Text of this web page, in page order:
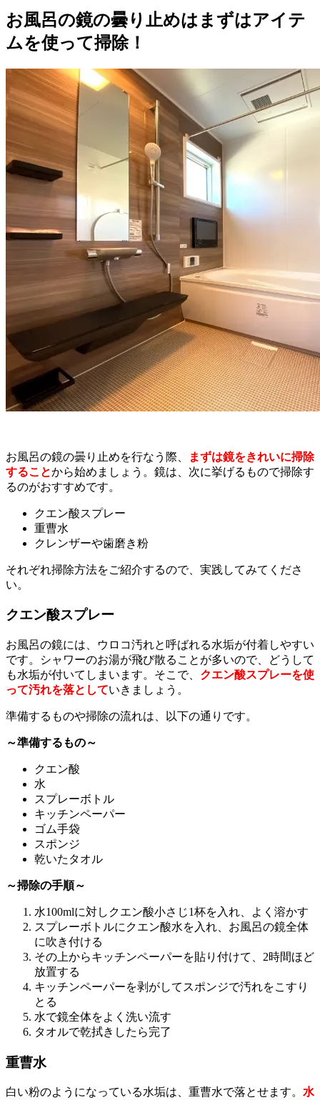
お風呂の鏡の曇り止めはまずはアイテ
ムを使って掃除！
お風呂の鏡の曇り止めを行なう際、
まずは鏡をきれいに掃除
することから始めましょう。鏡は、次に挙げるもので掃除す
るのがおすすめです。
クエン酸スプレー
重曹水
クレンザーや歯磨き粉
それぞれ掃除方法をご紹介するので、実践してみてくださ
い。
クエン酸スプレー
お風呂の鏡には、ウロコ汚れと呼ばれる水垢が付着しやすい
です。シャワーのお湯が飛び散ることが多いので、どうして
も水垢が付いてしまいます。そこで、 クエン酸スプレーを使
って汚れを落としていきましょう。
準備するものや掃除の流れは、以下の通りです。
～準備するもの～
クエン酸
水
スプレーボトル
キッチンペーパー
ゴム手袋
スポンジ
乾いたタオル
～掃除の手順～
水100mlに対しクエン酸小さじ1杯を入れ、よく溶かす
スプレーボトルにクエン酸水を入れ、お風呂の鏡全体
に吹き付ける
その上からキッチンペーパーを貼り付けて、2時間ほど
放置する
キッチンペーパーを剥がしてスポンジで汚れをこすり
とる
水で鏡全体をよく洗い流す
タオルで乾拭きしたら完了
重曹水
白い粉のようになっている水垢は、重曹水で落とせます。 水